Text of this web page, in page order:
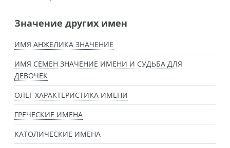
Значение других имен
ИМЯ АНЖЕЛИКА ЗНАЧЕНИЕ
ИМЯ СЕМЕН ЗНАЧЕНИЕ ИМЕНИ И СУДЬБА ДЛЯ
ДЕВОЧЕК
ОЛЕГ ХАРАКТЕРИСТИКА ИМЕНИ
ГРЕЧЕСКИЕ ИМЕНА
КАТОЛИЧЕСКИЕ ИМЕНА